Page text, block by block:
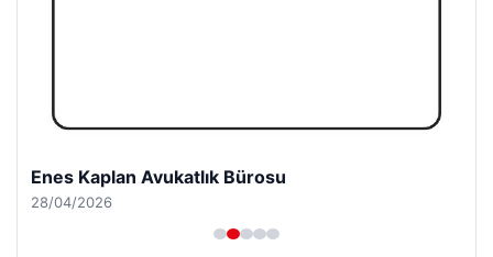
Enes Kaplan Avukatlık Bürosu
28/04/2026